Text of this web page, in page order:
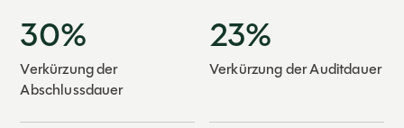
30%
Verkürzung der
Abschlussdauer
23%
Verkürzung der Auditdauer